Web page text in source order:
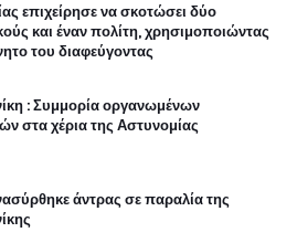
επιχείρησε να σκοτώσει δύο
και έναν πολίτη, χρησιμοποιώντας
του διαφεύγοντας
: Συμμορία οργανωμένων
στα χέρια της Αστυνομίας
άντρας σε παραλία της